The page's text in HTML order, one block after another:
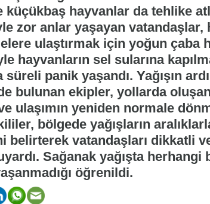
küçükbaş hayvanlar da tehlike
zor anlar yaşayan vatandaşlar,
ulaştırmak için yoğun çaba
hayvanların sel sularına
süreli panik yaşandı. Yağışın
bulunan ekipler, yollarda
ulaşımın yeniden normale
bölgede yağışların
belirterek vatandaşları dikkatli
Sağanak yağışta herhangi
öğrenildi.